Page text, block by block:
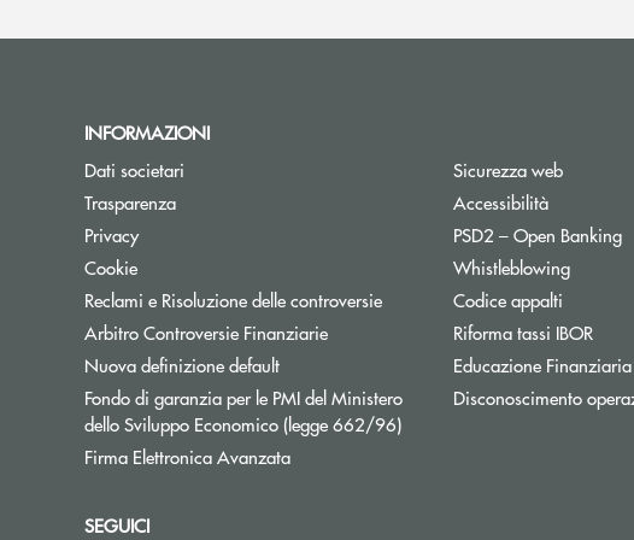
INFORMAZIONI
Dati societari
Trasparenza
PrivacyApre una nuova finestra
Cookie
Reclami e Risoluzione delle controversie
Arbitro Controversie FinanziarieApre una nuova finestra
Nuova definizione default
Fondo di garanzia per le PMI del Ministero
dello Sviluppo Economico (legge 662/96)Apre una nuova finestra
Firma Elettronica Avanzata
Sicurezza web
Accessibilità
PSD2 – Open Banking
Whistleblowing
Codice appalti
Riforma tassi IBORApre
Educazione Finanziaria
Disconoscimento
SEGUICI